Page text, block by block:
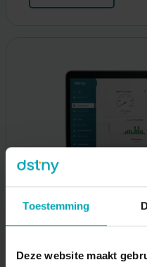
Toestemming
Deze website maakt